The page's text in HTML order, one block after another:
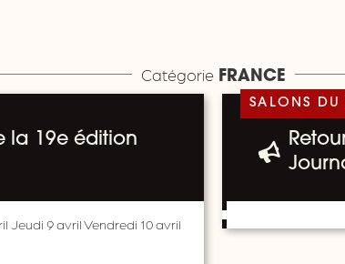
Catégorie FRANCE
la 19e édition
Jeudi 9 avril Vendredi 10 avril
SALONS DU